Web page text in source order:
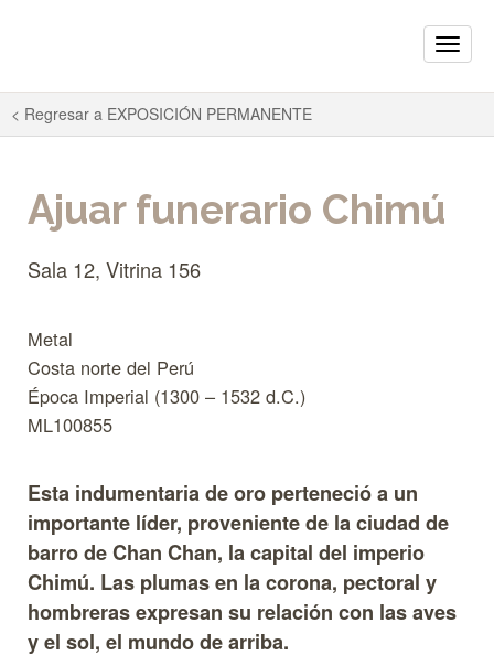
Toggle
< Regresar a EXPOSICIÓN PERMANENTE
Ajuar funerario Chimú
Sala 12, Vitrina 156
Metal
Costa norte del Perú
Época Imperial (1300 – 1532 d.C.)
ML100855
Esta indumentaria de oro perteneció a un
importante líder, proveniente de la ciudad de
barro de Chan Chan, la capital del imperio
Chimú. Las plumas en la corona, pectoral y
hombreras expresan su relación con las aves
y el sol, el mundo de arriba.